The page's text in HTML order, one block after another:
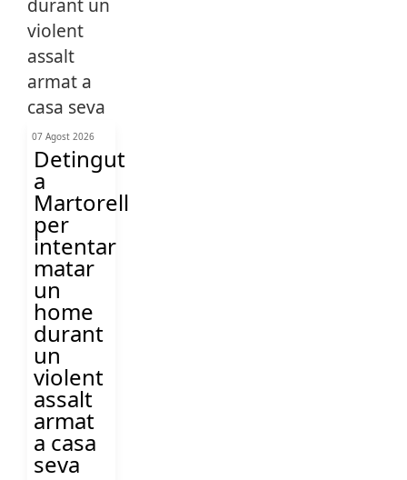
07 Agost 2026
Detingut
a
Martorell
per
intentar
matar
un
home
durant
un
violent
assalt
armat
a casa
seva